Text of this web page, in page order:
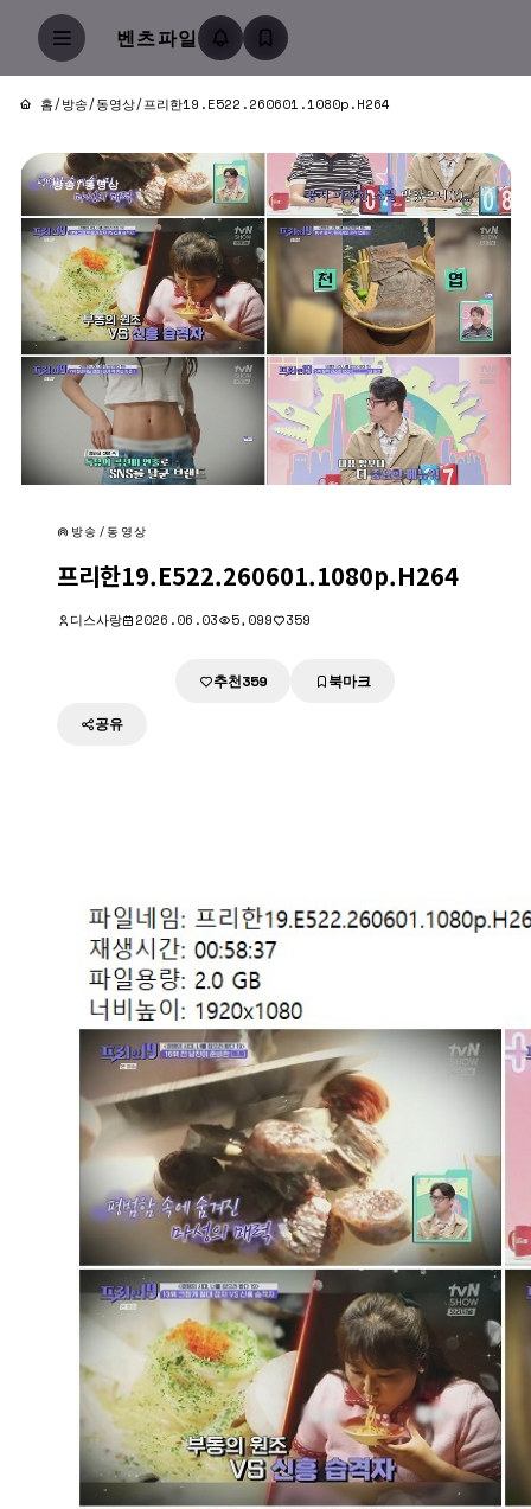
벤츠파일
홈/방송/동영상/프리한19.E522.260601.1080p.H264
방송/동영상
방송/동영상
프리한19.E522.260601.1080p.H264
디스사랑 2026.06.03 5,099 359
추천359 북마크
공유